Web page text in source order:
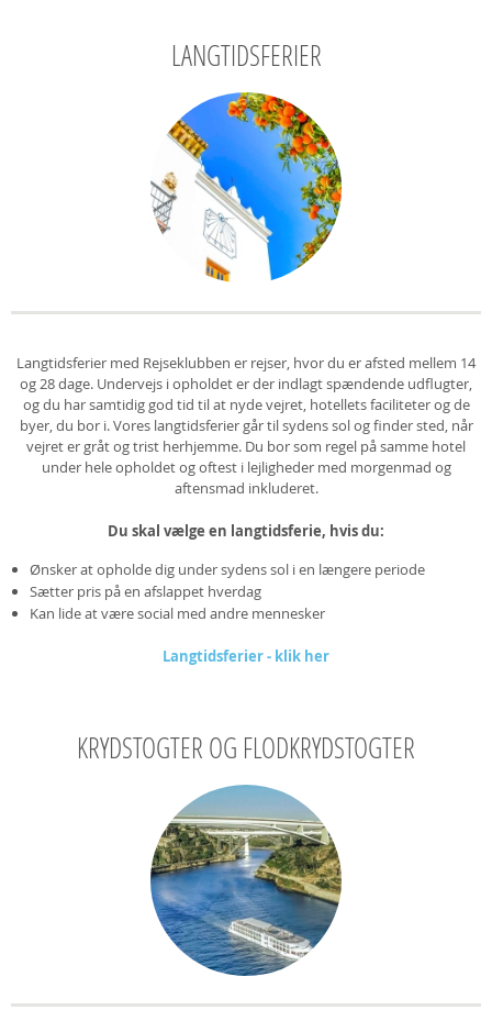
LANGTIDSFERIER
Langtidsferier med Rejseklubben er rejser, hvor du er afsted mellem 14
og 28 dage. Undervejs i opholdet er der indlagt spændende udflugter,
og du har samtidig god tid til at nyde vejret, hotellets faciliteter og de
byer, du bor i. Vores langtidsferier går til sydens sol og finder sted, når
vejret er gråt og trist herhjemme. Du bor som regel på samme hotel
under hele opholdet og oftest i lejligheder med morgenmad og
aftensmad inkluderet.
Du skal vælge en langtidsferie, hvis du:
Ønsker at opholde dig under sydens sol i en længere periode
Sætter pris på en afslappet hverdag
Kan lide at være social med andre mennesker
Langtidsferier - klik her
KRYDSTOGTER OG FLODKRYDSTOGTER